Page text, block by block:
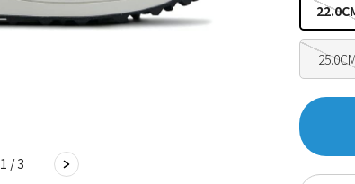
1 / 3
25.0CM